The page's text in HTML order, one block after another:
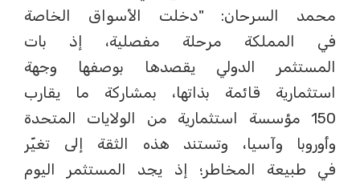
محمد السرحان: "دخلت الأسواق الخاصة
في المملكة مرحلة مفصلية، إذ بات
المستثمر الدولي يقصدها بوصفها وجهة
استثمارية قائمة بذاتها، بمشاركة ما يقارب
150 مؤسسة استثمارية من الولايات المتحدة
وأوروبا وآسيا، وتستند هذه الثقة إلى تغيّر
في طبيعة المخاطر؛ إذ يجد المستثمر اليوم